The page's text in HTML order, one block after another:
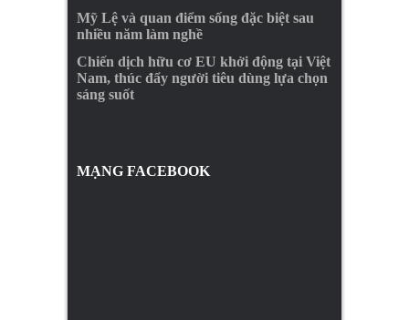
Mỹ Lệ và quan điểm sống đặc biệt sau
nhiều năm làm nghề
Chiến dịch hữu cơ EU khởi động tại Việt
Nam, thúc đẩy người tiêu dùng lựa chọn
sáng suốt
MẠNG FACEBOOK